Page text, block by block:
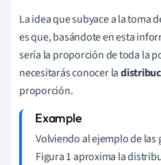
La idea que subyace a la toma
es que, basándote en esta
sería la proporción de toda la
necesitarás conocer la
proporción.
Volviendo al ejemplo de
Figura 1 aproxima la